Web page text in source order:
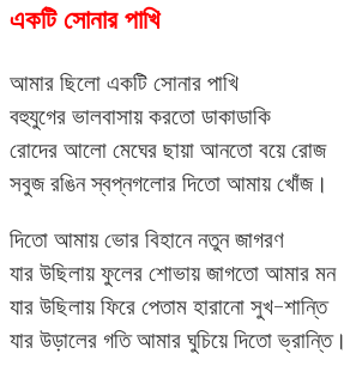
একটি সোনার পাখি
আমার ছিলো একটি সোনার পাখি
বহুযুগের ভালবাসায় করতো ডাকাডাকি
রোদের আলো মেঘের ছায়া আনতো বয়ে রোজ
সবুজ রঙিন স্বপ্নগলোর দিতো আমায় খোঁজ।
দিতো আমায় ভোর বিহানে নতুন জাগরণ
যার উছিলায় ফুলের শোভায় জাগতো আমার মন
যার উছিলায় ফিরে পেতাম হারানো সুখ-শান্তি
যার উড়ালের গতি আমার ঘুচিয়ে দিতো ভ্রান্তি।